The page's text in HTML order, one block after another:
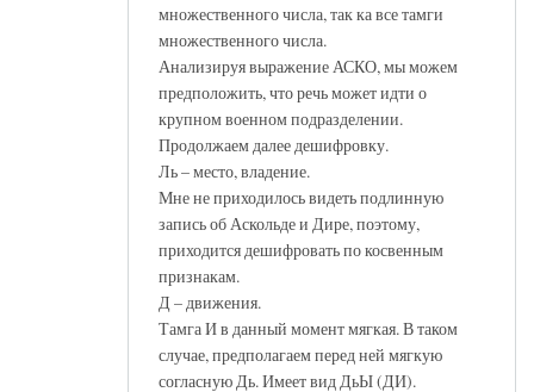
множественного числа, так ка все тамги
множественного числа.
Анализируя выражение АСКО, мы можем
предположить, что речь может идти о
крупном военном подразделении.
Продолжаем далее дешифровку.
Ль – место, владение.
Мне не приходилось видеть подлинную
запись об Аскольде и Дире, поэтому,
приходится дешифровать по косвенным
признакам.
Д – движения.
Тамга И в данный момент мягкая. В таком
случае, предполагаем перед ней мягкую
согласную Дь. Имеет вид ДьЫ (ДИ).